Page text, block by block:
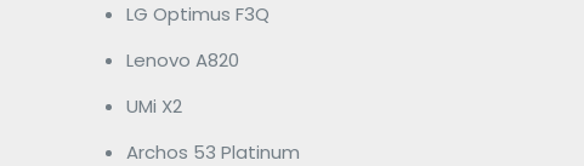
LG Optimus F3Q
Lenovo A820
UMi X2
Archos 53 Platinum